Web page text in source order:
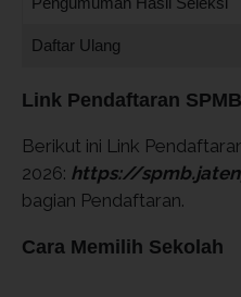
Daftar Ulang
Link Pendaftaran
Berikut ini Link
2026: https://
bagian Pendaftaran.
Cara Memilih Sekolah